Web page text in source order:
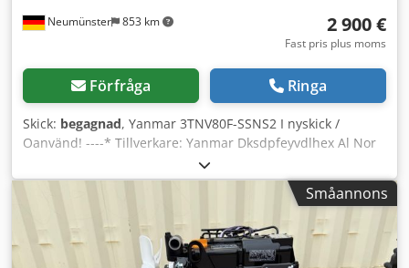
Neumünster 853 km 2 900 €
Fast pris plus moms
Förfråga Ringa
Skick: begagnad, Yanmar 3TNV80F-SSNS2 I nyskick /
Oanvänd! ----* Tillverkare: Yanmar Dksdpfeyvdlhex Al Nor
* Typ: 3TNV80F-SSNS2 * 3-cylindrig diesel * I nyskick /
Oanvänd * Flera exemplar tillgängliga * Pris: 2.900 euro,
exkl. moms + 19% moms. ----Vid frågor, vänligen ring: Erik
Kortum: WhatsApp All information lämnas utan ansvar för
korrekthet och utan garanti. Med reservation för
felskrivningar och mellanliggande försäljning.
Småannons